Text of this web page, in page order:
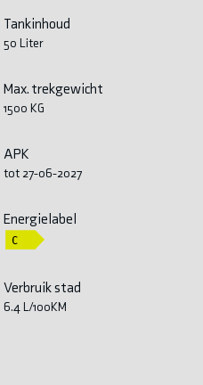
Tankinhoud
50 Liter
Max. trekgewicht
1500 KG
APK
tot 27-06-2027
Energielabel
Verbruik stad
6.4 L/100KM